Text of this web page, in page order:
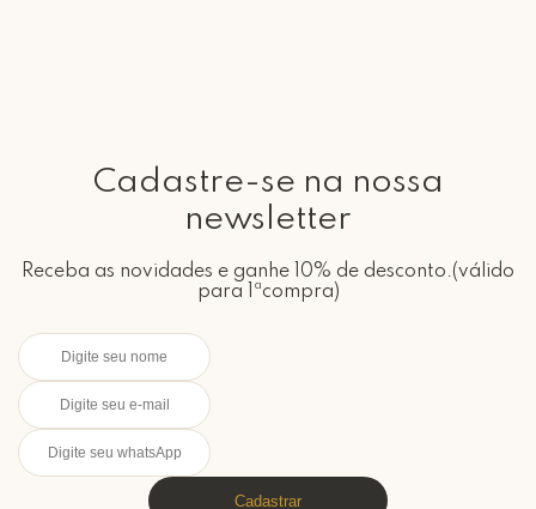
Cadastre-se na nossa
newsletter
Receba as novidades e ganhe 10% de desconto.(válido
para 1ªcompra)
Cadastrar